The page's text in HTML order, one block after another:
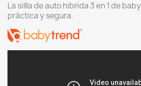
La sillla de auto hibrida 3 en 1 de
práctica y segura.